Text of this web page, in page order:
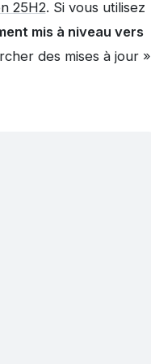
25H2. Si vous utilisez
mis à niveau vers
des mises à jour »